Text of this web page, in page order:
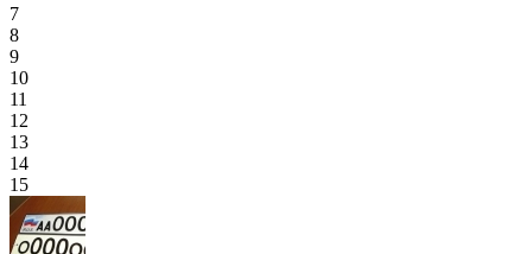
7
8
9
10
11
12
13
14
15